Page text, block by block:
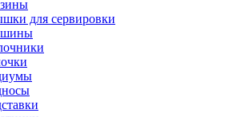
для сервировки